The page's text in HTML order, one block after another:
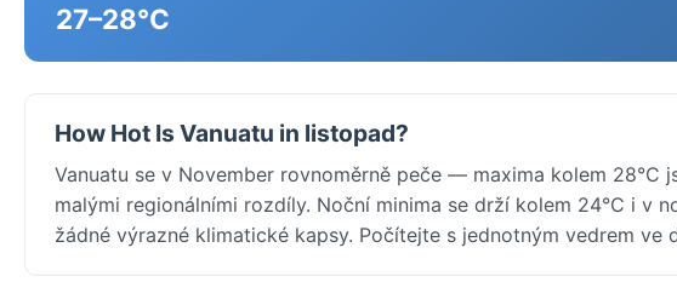
27–28°C
How Hot Is Vanuatu in listopad?
Vanuatu se v November rovnoměrně peče — maxima kolem 28°C
malými regionálními rozdíly. Noční minima se drží kolem 24°C i v
žádné výrazné klimatické kapsy. Počítejte s jednotným vedrem ve